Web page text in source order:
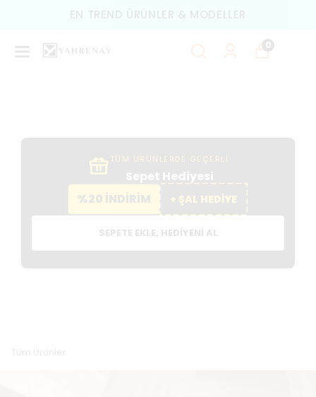
EN TREND ÜRÜNLER & MODELLER
0
TÜM ÜRÜNLERDE GEÇERLİ
Sepet Hediyesi
%20 İNDİRİM
+ ŞAL HEDİYE
SEPETE EKLE, HEDIYENI AL